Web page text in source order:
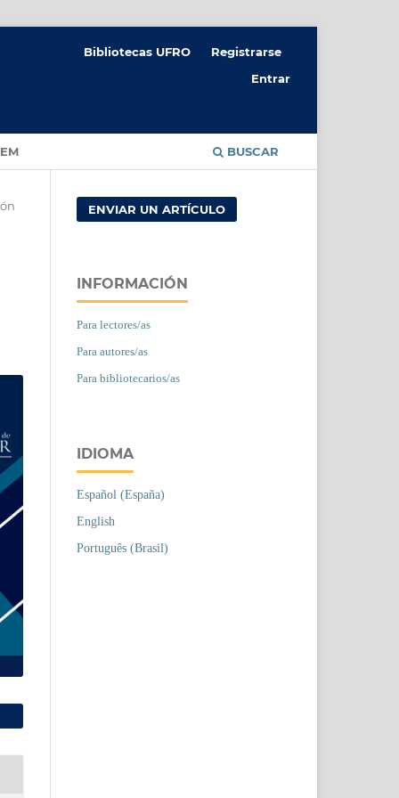
BUSCAR
Bibliotecas UFRO
Registrarse
Entrar
ENVIAR UN ARTÍCULO
INFORMACIÓN
Para lectores/as
Para autores/as
Para bibliotecarios/as
IDIOMA
Español (España)
English
Português (Brasil)